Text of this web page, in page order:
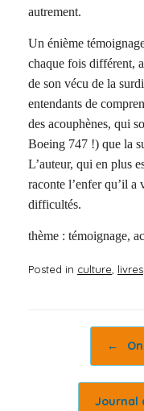
autrement.
Un énième
chaque fois différent,
de son vécu de la
entendants de
des acouphènes, qui
Boeing 747 !) que la
L’auteur, qui en plus
raconte l’enfer qu’il a
difficultés.
thème : témoignage,
Posted in culture livres
←
Journal